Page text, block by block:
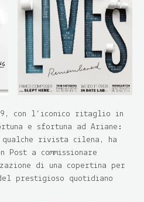
con l’iconico ritaglio in
e sfortuna ad Ariane:
qualche rivista cilena, ha
a commissionare
di una copertina per
prestigioso quotidiano